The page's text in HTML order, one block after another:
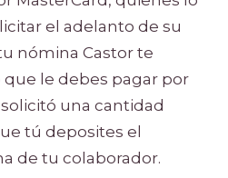
el adelanto de su
nómina Castor te
que le debes pagar por
una cantidad
tú deposites el
de tu colaborador.